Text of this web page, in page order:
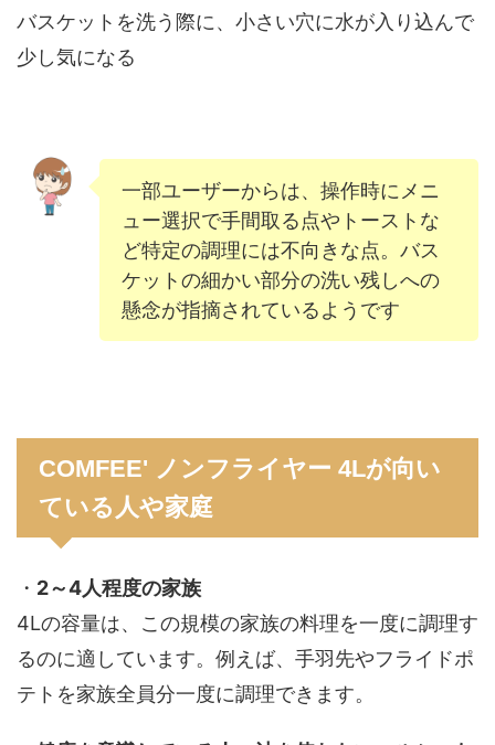
バスケットを洗う際に、小さい穴に水が入り込んで
少し気になる
一部ユーザーからは、操作時にメニ
ュー選択で手間取る点やトーストな
ど特定の調理には不向きな点。バス
ケットの細かい部分の洗い残しへの
懸念が指摘されているようです
COMFEE' ノンフライヤー 4Lが向い
ている人や家庭
・ 2～4人程度の家族
4Lの容量は、この規模の家族の料理を一度に調理す
るのに適しています。例えば、手羽先やフライドポ
テトを家族全員分一度に調理できます。